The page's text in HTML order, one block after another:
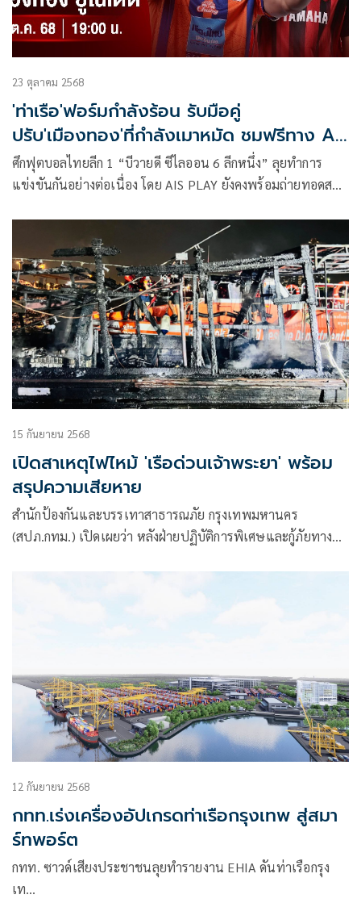
23 ตุลาคม 2568
'ท่าเรือ'ฟอร์มกำลังร้อน รับมือคู่
ปรับ'เมืองทอง'ที่กำลังเมาหมัด ชมฟรีทาง AIS
PLAY
ศึกฟุตบอลไทยลีก 1 “บีวายดี ซีไลออน 6 ลีกหนึ่ง” ลุยทำการ
แข่งขันกันอย่างต่อเนื่อง โดย AIS PLAY ยังคงพร้อมถ่ายทอดสด
15 กันยายน 2568
เปิดสาเหตุไฟไหม้ 'เรือด่วนเจ้าพระยา' พร้อม
สรุปความเสียหาย
สำนักป้องกันและบรรเทาสาธารณภัย กรุงเทพมหานคร
(สปภ.กทม.) เปิดเผยว่า หลังฝ่ายปฏิบัติการพิเศษและกู้ภัยทางน้ำ
12 กันยายน 2568
กทท.เร่งเครื่องอัปเกรดท่าเรือกรุงเทพ สู่สมา
ร์ทพอร์ต
กทท. ซาวด์เสียงประชาชนลุยทำรายงาน EHIA ดันท่าเรือกรุง
เท…